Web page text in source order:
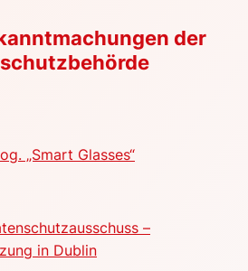
der
„Smart Glasses“
–
in Dublin